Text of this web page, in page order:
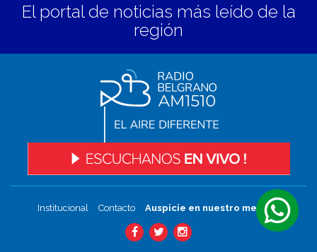
El portal de noticias más leído de la
región
Institucional Contacto Auspicie en nuestro medio